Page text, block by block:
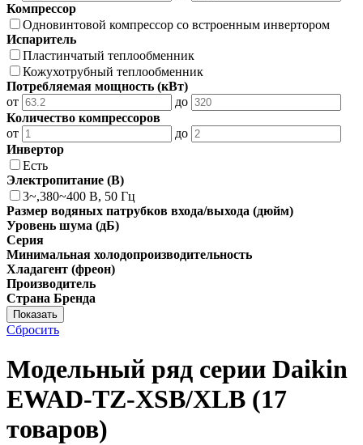
Компрессор
Одновинтовой компрессор со встроенным инвертором
Испаритель
Пластинчатый теплообменник
Кожухотрубный теплообменник
Потребляемая мощность (кВт)
от
до
Количество компрессоров
от
до
Инвертор
Есть
Электропитание (В)
3~,380~400 В, 50 Гц
Размер водяных патрубков входа/выхода (дюйм)
Уровень шума (дБ)
Серия
Минимальная холодопроизводительность
Хладагент (фреон)
Производитель
Страна Бренда
Показать
Сбросить
Модельный ряд серии Daikin
EWAD-TZ-XSB/XLB (17
товаров)